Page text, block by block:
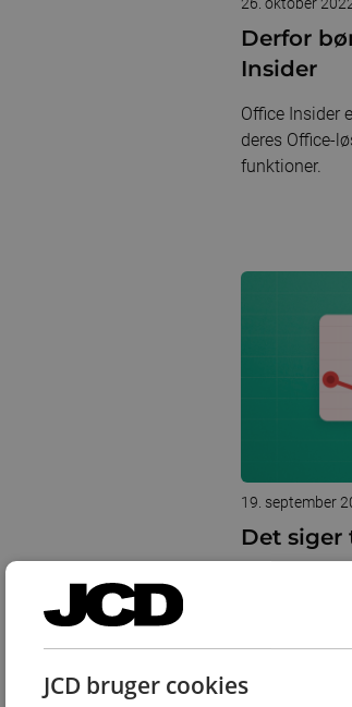
Derfor
Insider
Office Insider
deres Office-
funktioner.
19. september
Det siger
JCD bruger cookies